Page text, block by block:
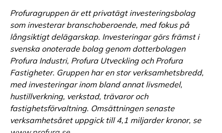
Profuragruppen är ett privatägt investeringsbolag
som investerar branschoberoende, med fokus på
långsiktigt delägarskap. Investeringar görs främst i
svenska onoterade bolag genom dotterbolagen
Profura Industri, Profura Utveckling och Profura
Fastigheter. Gruppen har en stor verksamhetsbredd,
med investeringar inom bland annat livsmedel,
hustillverkning, verkstad, trävaror och
fastighetsförvaltning. Omsättningen senaste
verksamhetsåret uppgick till 4,1 miljarder kronor, se